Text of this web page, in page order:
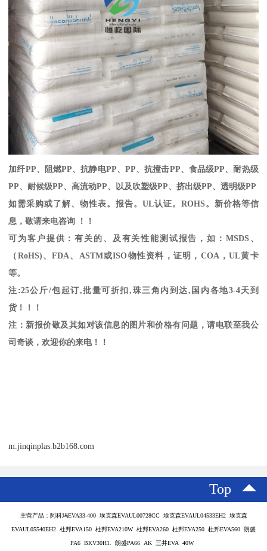
加纤PP、阻燃PP、抗静电PP、 PP、抗撞击PP、食品级PP、耐热级
PP、耐候级PP、高流动PP、以及吹塑级PP、挤出级PP、透明级PP
如需采购或了解、物性表。报告。 UL认证。 ROHS 。新价格等信
息，敬请来电咨询 ！！
可为客户提供：有关的、及有关性能测试报告，如： MSDS 、
（ RoHS) 、FDA、 ASTM或ISO物性资料，证明， COA，UL黄卡
等。
注 :25公斤/包起订,批量可折扣, 珠三角内到达, 国内各地3-4天到
货！！！
注：新报价敬及其如对该信息的图片和价格有问题，请电联至我公
司奇谈，欢迎你的来电！！
m.jinqinplas.b2b168.com
Top
主营产品：阿科玛EVA33-400 埃克森EVAUL00728CC 埃克森EVAUL04533EH2 埃克森
EVAUL05540EH2 杜邦EVA150 杜邦EVA210W 杜邦EVA260 杜邦EVA250 杜邦EVA560 朗盛
PA6 BKV30H1. 朗盛PA66 AK 三井EVA 40W